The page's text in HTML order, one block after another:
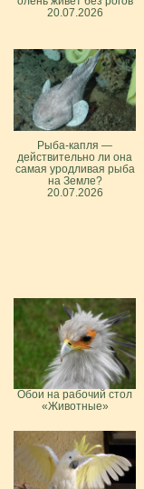
20.07.2026
Рыба-капля —
действительно ли она
самая уродливая рыба
на Земле?
20.07.2026
Обои на рабочий стол
«Животные»